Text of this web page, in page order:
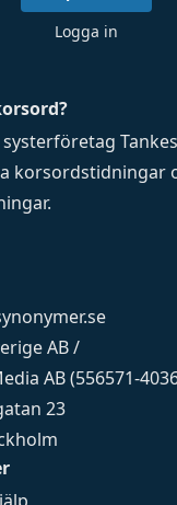
systerföretag
korsordstidningar
.
AB /
AB (556571-
23
Logga in